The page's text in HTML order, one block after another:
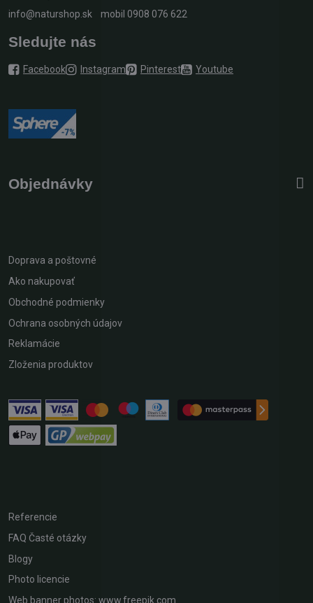
info@naturshop.sk mobil 0908 076 622
Sledujte nás
Facebook Instagram Pinterest Youtube
Objednávky
Doprava a poštovné
Ako nakupovať
Obchodné podmienky
Ochrana osobných údajov
Reklamácie
Zloženia produktov
Referencie
FAQ Časté otázky
Blogy
Photo licencie
Web banner photos: www.freepik.com